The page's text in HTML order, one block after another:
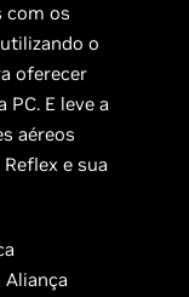
com os
o
oferecer
E leve a
aéreos
e sua